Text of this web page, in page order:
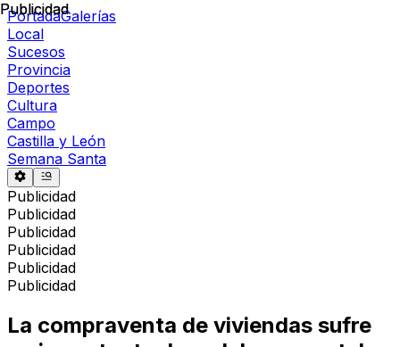
PortadaGalerías
Local
Sucesos
Provincia
Deportes
Cultura
Campo
Castilla y León
Semana Santa
Publicidad
Publicidad
Publicidad
Publicidad
Publicidad
Publicidad
Publicidad
La compraventa de viviendas sufre
Publicidad